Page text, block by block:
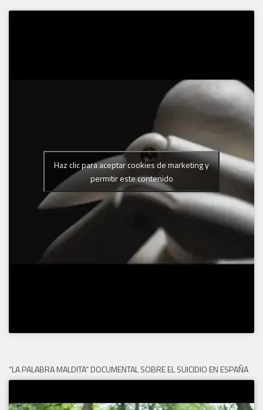
Haz clic para aceptar cookies de marketing y
permitir este contenido
“LA PALABRA MALDITA” DOCUMENTAL SOBRE EL SUICIDIO EN ESPAÑA